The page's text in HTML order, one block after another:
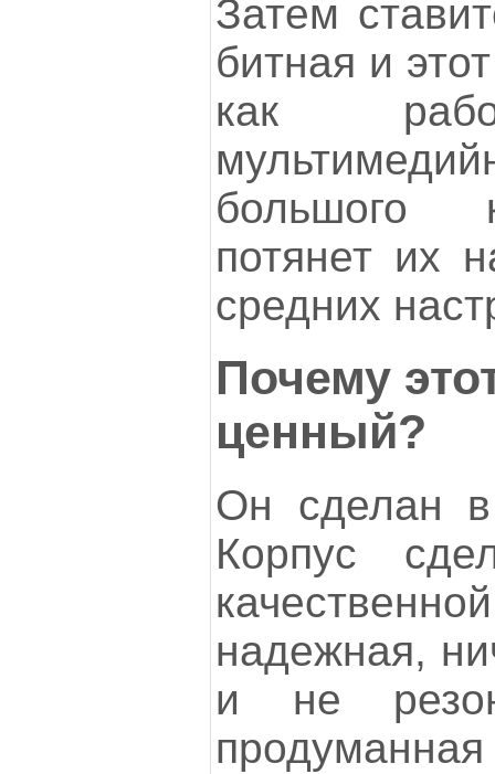
Затем
битная и
как
большого
потянет их
средних
Почему
ценный?
Он сделан в
Корпус
надежная,
и не